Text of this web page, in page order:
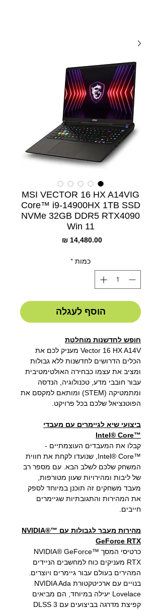
MSI VECTOR 16 HX A14VIG
Core™ i9-14900HX 1TB SSD
NVMe 32GB DDR5 RTX4090
Win 11
‏14,480.00 ‏₪
כמות *
הוסף לעגלה
חופש לחדשנות מוחלטת
Vector 16 HX A14V מעניק לכם את
הכלים הדרושים לחדשנות ללא גבולות
ומציב את עצמו כבחירה האולטימטיבית
עבור חובבי מדע, טכנולוגיה, הנדסה
ומתמטיקה (STEM) ומותאם למקסם את
הפוטנציאל שלכם בכל פרויקט.
ביצועי שיא לגיימרים עם מעבדי
™Intel® Core
קבלו את המעבדים העוצמתיים -
™Intel® Core, שנועדו לקחת את חווית
המשחק שלכם לשלב הבא. עם מספר רב
של ליבות ומהירויות שעון מטורפות,
מעבד משחקים זה תוכנן במיוחד לספק
את המהירות והתגובתיות שגיימרים
חייבים.
מהירות מעבר לגבולות עם ™NVIDIA®
GeForce RTX
כרטיסי המסך ™NVIDIA® GeForce
RTX מעניקים כוח למחשבים הניידים
המהירים בעולם עבור גיימרים ויוצרים.
בנויים עם ארכיטקטורת NVIDIA Ada
Lovelace יעילה במיוחד, הם מביאים
קפיצת מדרגה בביצועים עם DLSS 3